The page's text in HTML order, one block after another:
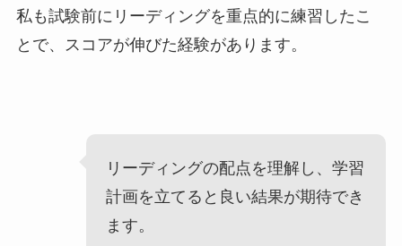
私も試験前にリーディングを重点的に練習したこ
とで、スコアが伸びた経験があります。
リーディングの配点を理解し、学習
計画を立てると良い結果が期待でき
ます。